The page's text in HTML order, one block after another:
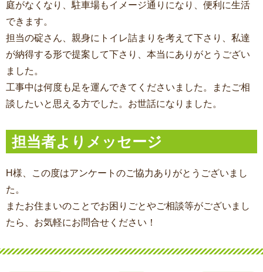
庭がなくなり、駐車場もイメージ通りになり、便利に生活
できます。
担当の碇さん、親身にトイレ詰まりを考えて下さり、私達
が納得する形で提案して下さり、本当にありがとうござい
ました。
工事中は何度も足を運んできてくださいました。またご相
談したいと思える方でした。お世話になりました。
担当者よりメッセージ
H様、この度はアンケートのご協力ありがとうございまし
た。
またお住まいのことでお困りごとやご相談等がございまし
たら、お気軽にお問合せください！